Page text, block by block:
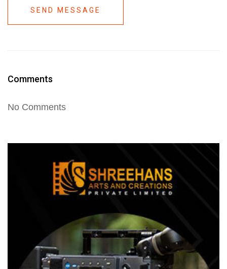
SEND MESSAGE
Comments
No Comments